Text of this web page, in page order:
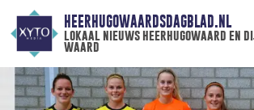
HEERHUGOWAARDSDAGBLAD.NL
lokaal nieuws heerhugowaard en
waard